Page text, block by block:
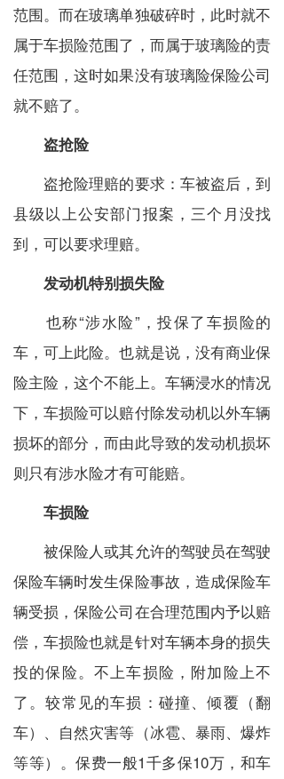
范围。而在玻璃单独破碎时，此时就不
属于车损险范围了，而属于玻璃险的责
任范围，这时如果没有玻璃险保险公司
就不赔了。
盗抢险
盗抢险理赔的要求：车被盗后，到
县级以上公安部门报案，三个月没找
到，可以要求理赔。
发动机特别损失险
也称“涉水险”，投保了车损险的
车，可上此险。也就是说，没有商业保
险主险，这个不能上。车辆浸水的情况
下，车损险可以赔付除发动机以外车辆
损坏的部分，而由此导致的发动机损坏
则只有涉水险才有可能赔。
车损险
被保险人或其允许的驾驶员在驾驶
保险车辆时发生保险事故，造成保险车
辆受损，保险公司在合理范围内予以赔
偿，车损险也就是针对车辆本身的损失
投的保险。不上车损险，附加险上不
了。较常见的车损：碰撞、倾覆（翻
车）、自然灾害等（冰雹、暴雨、爆炸
等等）。保费一般1千多保10万，和车